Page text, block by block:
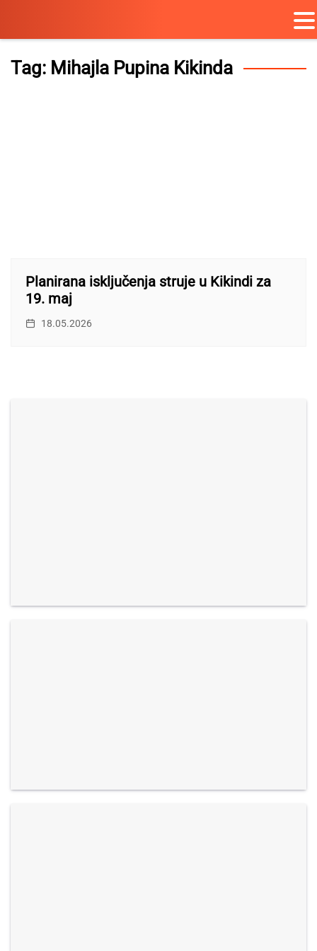
Skip
content
Tag: Mihajla Pupina Kikinda
Planirana isključenja struje u Kikindi za
19. maj
18.05.2026